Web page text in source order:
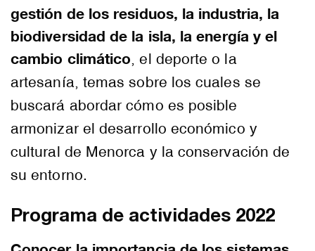
gestión de los residuos, la industria, la
biodiversidad de la isla, la energía y el
cambio climático , el deporte o la
artesanía, temas sobre los cuales se
buscará abordar cómo es posible
armonizar el desarrollo económico y
cultural de Menorca y la conservación de
su entorno.
Programa de actividades 2022